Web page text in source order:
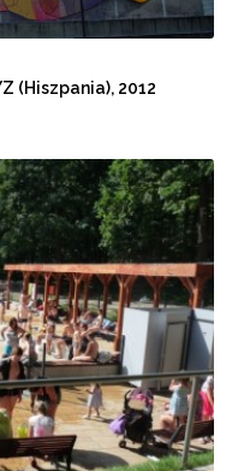
(Hiszpania), 2012